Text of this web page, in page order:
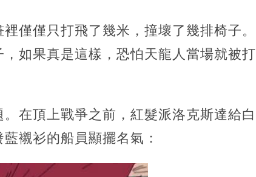
僅僅只打飛了幾米，撞壞了幾排椅子。
如果真是這樣，恐怕天龍人當場就被打
在頂上戰爭之前，紅髮派洛克斯達給白
襯衫的船員顯擺名氣：